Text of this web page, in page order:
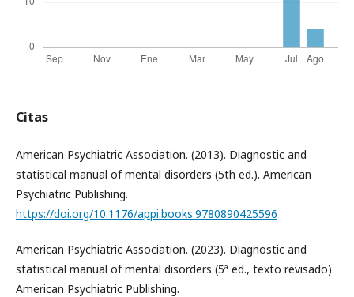
Citas
American Psychiatric Association. (2013). Diagnostic and
statistical manual of mental disorders (5th ed.). American
Psychiatric Publishing.
https://doi.org/10.1176/appi.books.9780890425596
American Psychiatric Association. (2023). Diagnostic and
statistical manual of mental disorders (5ª ed., texto revisado).
American Psychiatric Publishing.